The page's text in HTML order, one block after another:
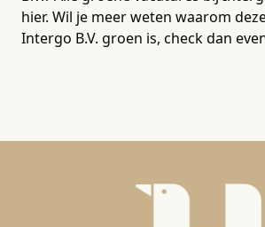
hier. Wil je meer weten waarom
Intergo B.V. groen is, check dan